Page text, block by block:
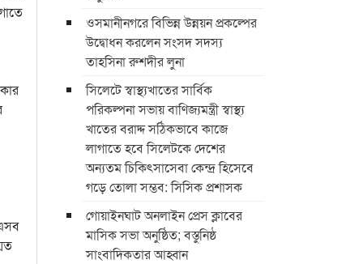
ওসমানীনগরে বিভিন্ন উন্নয়ন প্রকল্পের
উদ্বোধন করলেন সংসদ সদস্য
তাহসিনা রুশদীর লুনা
সিলেটে স্বাস্থ্যখাতের সার্বিক
পরিকল্পনা সভায় বাণিজ্যমন্ত্রী স্বাস্থ্য
খাতের বরাদ্দ সঠিকভাবে কাজে
লাগাতে হবে সিলেটকে দেশের
অন্যতম চিকিৎসাসেবা কেন্দ্র হিসেবে
গড়ে তোলা সম্ভব: সিসিক প্রশাসক
​গোয়াইনঘাট অনলাইন প্রেস ক্লাবের
মাসিক সভা অনুষ্ঠিত; বস্তুনিষ্ঠ
সাংবাদিকতার আহ্বান